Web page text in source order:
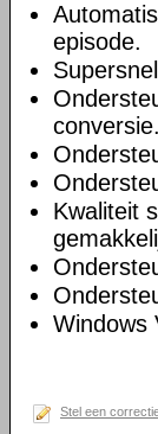
episode.
conversie.
Kwaliteit
Windows
Stel een